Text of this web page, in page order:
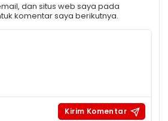
dan situs web saya pada
komentar saya berikutnya.